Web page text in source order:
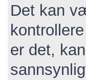
Det kan
er det,